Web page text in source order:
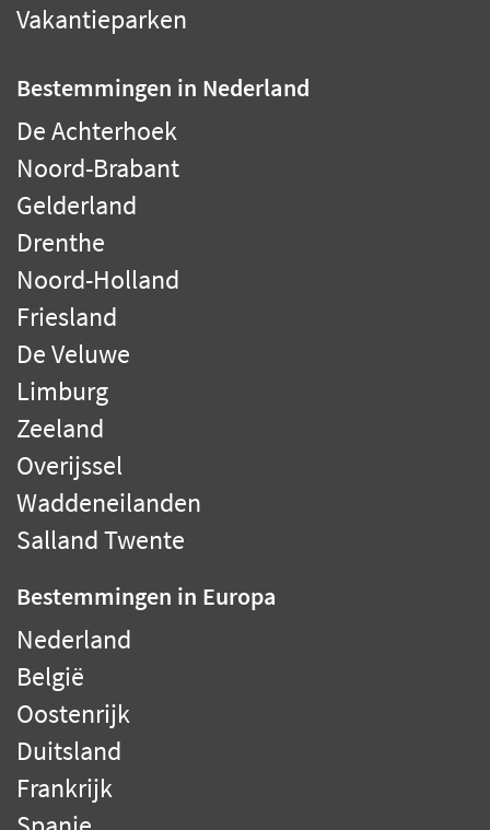
Vakantieparken
Bestemmingen in Nederland
De Achterhoek
Noord-Brabant
Gelderland
Drenthe
Noord-Holland
Friesland
De Veluwe
Limburg
Zeeland
Overijssel
Waddeneilanden
Salland Twente
Bestemmingen in Europa
Nederland
België
Oostenrijk
Duitsland
Frankrijk